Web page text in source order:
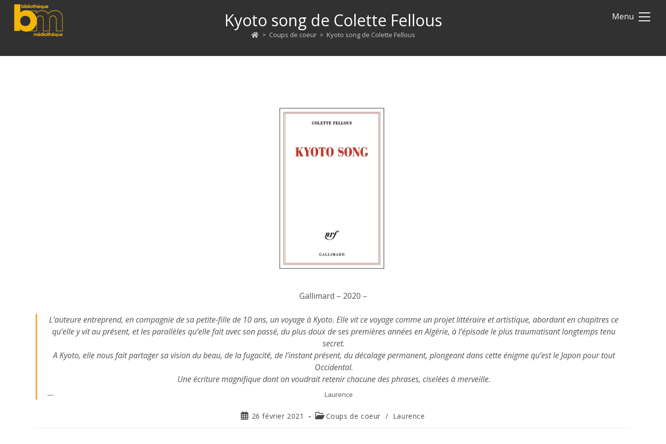
Kyoto song de Colette Fellous
> Coups de coeur > Kyoto song de Colette Fellous
Gallimard – 2020 –
L’auteure entreprend, en compagnie de sa petite-fille de 10 ans, un voyage à Kyoto. Elle vit ce voyage comme un projet littéraire et artistique, abordant en chapitres ce
qu’elle y vit au présent, et les parallèles qu’elle fait avec son passé, du plus doux de ses premières années en Algérie, à l’épisode le plus traumatisant longtemps tenu
secret.
A Kyoto, elle nous fait partager sa vision du beau, de la fugacité, de l’instant présent, du décalage permanent, plongeant dans cette énigme qu’est le Japon pour tout
Occidental.
Une écriture magnifique dont on voudrait retenir chacune des phrases, ciselées à merveille.
Laurence
26 février 2021 Coups de coeur / Laurence